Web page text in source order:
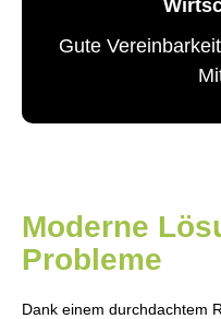
Gute
Moderne
Probleme​
Dank einem durchdachtem